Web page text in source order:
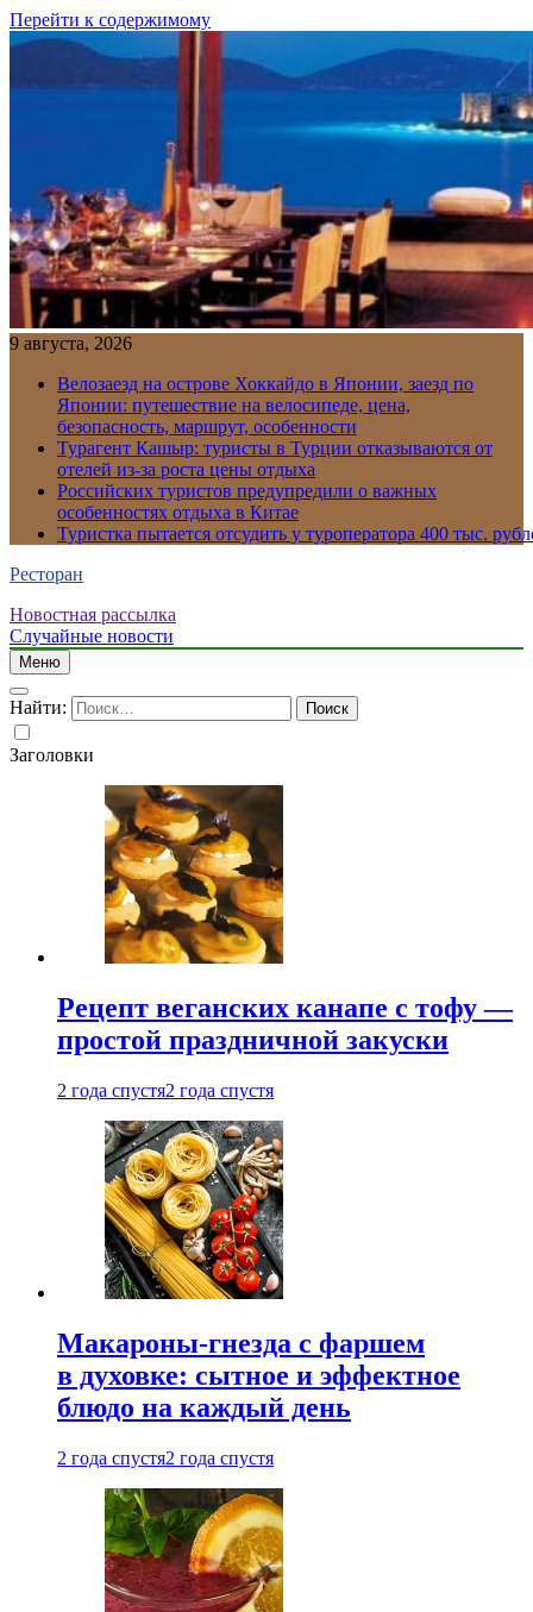
Перейти к содержимому
9 августа, 2026
Велозаезд на острове Хоккайдо в Японии, заезд по
Японии: путешествие на велосипеде, цена,
безопасность, маршрут, особенности
Турагент Кашыр: туристы в Турции отказываются от
отелей из-за роста цены отдыха
Российских туристов предупредили о важных
особенностях отдыха в Китае
Туристка пытается отсудить у туроператора 400 тыс.
Ресторан
Новостная рассылка
Случайные новости
Меню
Найти:
Заголовки
Рецепт веганских канапе с тофу —
простой праздничной закуски
2 года спустя2 года спустя
Макароны-гнезда с фаршем
в духовке: сытное и эффектное
блюдо на каждый день
2 года спустя2 года спустя